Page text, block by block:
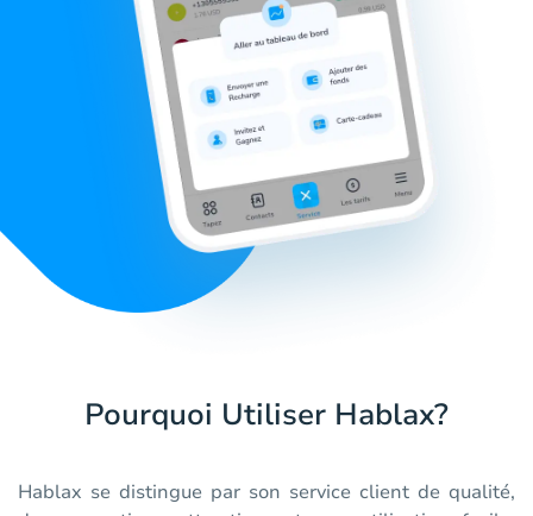
Pourquoi Utiliser Hablax?
Hablax se distingue par son service client de qualité,